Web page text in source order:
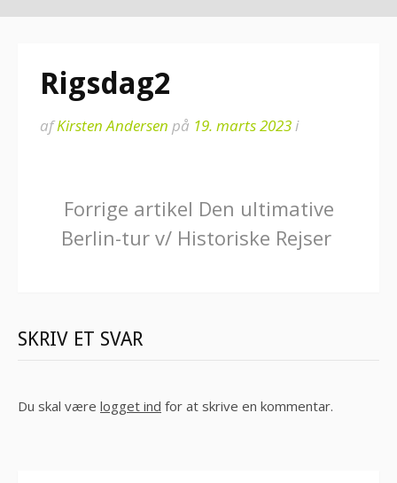
Rigsdag2
afKirsten Andersen på 19. marts 2023i
Læs
videre
Forrige artikel Den ultimative
Berlin-tur v/ Historiske Rejser
SKRIV ET SVAR
Du skal være logget ind for at skrive en kommentar.